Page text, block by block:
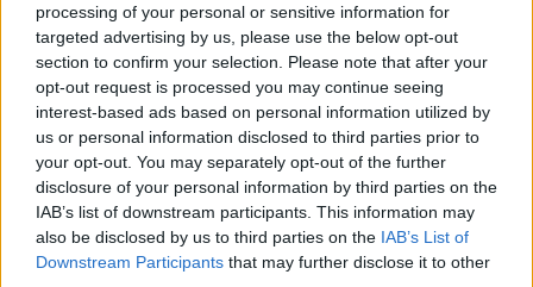
processing of your personal or sensitive information for
targeted advertising by us, please use the below opt-out
section to confirm your selection. Please note that after your
opt-out request is processed you may continue seeing
interest-based ads based on personal information utilized by
us or personal information disclosed to third parties prior to
your opt-out. You may separately opt-out of the further
disclosure of your personal information by third parties on the
IAB’s list of downstream participants. This information may
also be disclosed by us to third parties on the IAB’s List of
Downstream Participants that may further disclose it to other
Sportas
Problemos tęsiasi:
iškritus Butkevičiui, į
rinktinę kviečiamas
„Juventus“ puolėjas
Sportas
Po rasizmo skandalo
prabilo pasaulio
čempionei kenkęs lietuvis,
jo veiksmus tirs policija